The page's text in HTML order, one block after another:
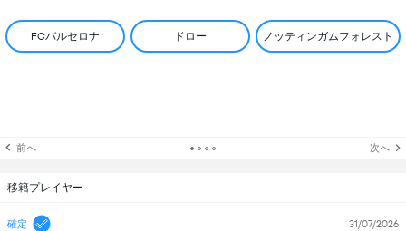
FCバルセロナ ドロー ノッティンガムフォレスト
前へ 次へ
移籍プレイヤー
確定 31/07/2026